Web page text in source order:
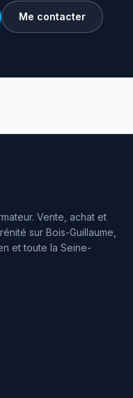
Me contacter
. Vente, achat et
sur Bois-Guillaume,
et toute la Seine-